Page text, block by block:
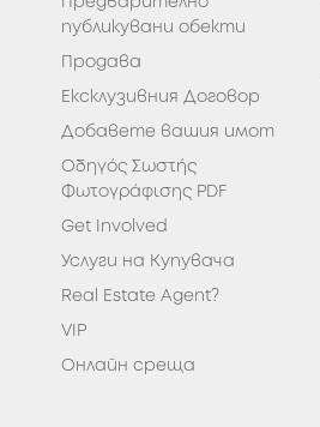
публикувани обекти
Продава
Eксклузивния Договор
Добавете вашия имот
Οδηγός Σωστής
Φωτογράφισης PDF
Get Involved
Услуги на Kупувача
Real Estate Agent?
VIP
Oнлайн среща